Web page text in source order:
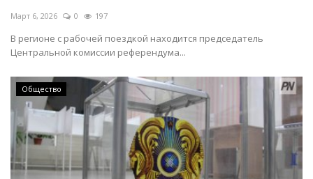
Март 6, 2026 0 197
В регионе с рабочей поездкой находится председатель
Центральной комиссии референдума...
Общество